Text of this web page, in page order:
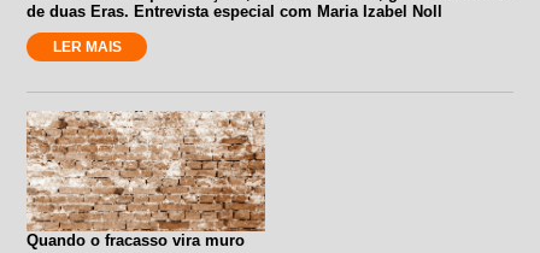
de duas Eras. Entrevista especial com Maria Izabel Noll
LER MAIS
Quando o fracasso vira muro